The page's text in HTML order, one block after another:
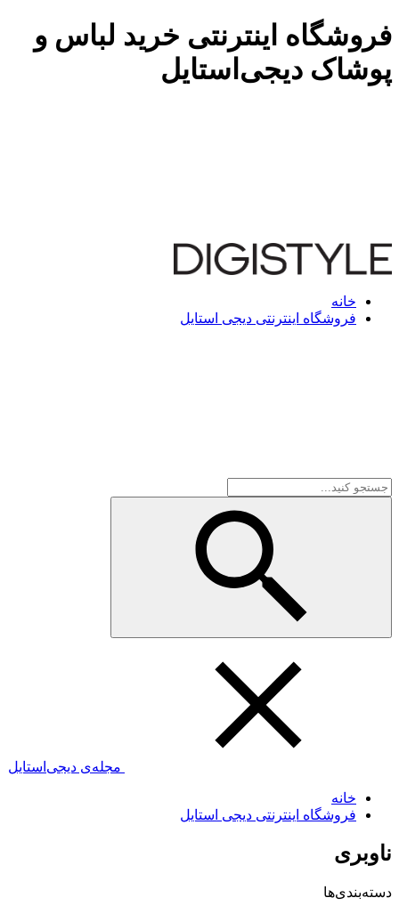
فروشگاه اینترنتی خرید لباس و
پوشاک دیجی‌استایل
خانه
فروشگاه اینترنتی دیجی استایل
مجله‌ی دیجی‌استایل
خانه
فروشگاه اینترنتی دیجی استایل
ناوبری
دسته‌بندی‌ها